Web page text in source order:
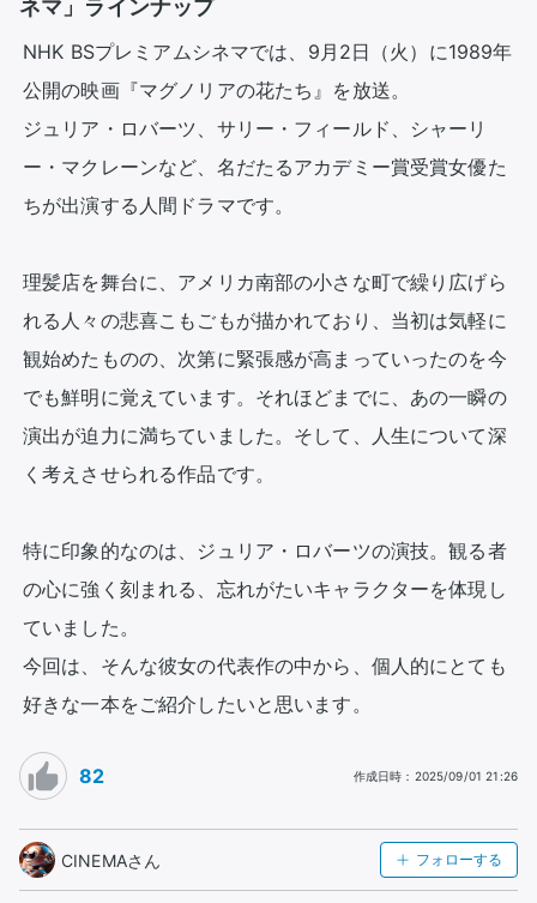
ネマ」ラインナップ
NHK BSプレミアムシネマでは、9月2日（火）に1989年
公開の映画『マグノリアの花たち』を放送。
ジュリア・ロバーツ、サリー・フィールド、シャーリ
ー・マクレーンなど、名だたるアカデミー賞受賞女優た
ちが出演する人間ドラマです。
理髪店を舞台に、アメリカ南部の小さな町で繰り広げら
れる人々の悲喜こもごもが描かれており、当初は気軽に
観始めたものの、次第に緊張感が高まっていったのを今
でも鮮明に覚えています。それほどまでに、あの一瞬の
演出が迫力に満ちていました。そして、人生について深
く考えさせられる作品です。
特に印象的なのは、ジュリア・ロバーツの演技。観る者
の心に強く刻まれる、忘れがたいキャラクターを体現し
ていました。
今回は、そんな彼女の代表作の中から、個人的にとても
好きな一本をご紹介したいと思います。
82 作成日時 ： 2025/09/01 21:26
CINEMAさん フォローする